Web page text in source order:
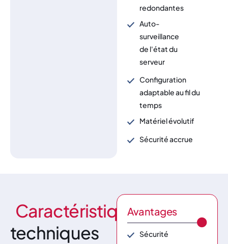
redondantes
Auto-
surveillance
de l'état du
serveur
Configuration
adaptable au fil du
temps
Matériel évolutif
Sécurité accrue
Caractéristiques
techniques
Avantages
Sécurité